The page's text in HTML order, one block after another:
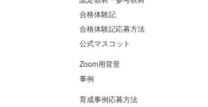
合格体験記
合格体験記応募方法
公式マスコット
Zoom用背景
事例
育成事例応募方法